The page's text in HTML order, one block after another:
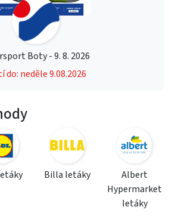
Boty - 9. 8. 2026
do: neděle 9.08.2026
Billa letáky
Albert
Hypermarket
letáky